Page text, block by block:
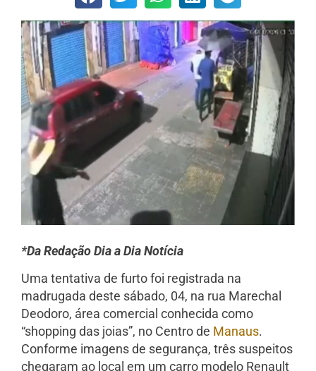
*Da Redação Dia a Dia Notícia
Uma tentativa de furto foi registrada na
madrugada deste sábado, 04, na rua Marechal
Deodoro, área comercial conhecida como
“shopping das joias”, no Centro de Manaus.
Conforme imagens de segurança, três suspeitos
chegaram ao local em um carro modelo Renault